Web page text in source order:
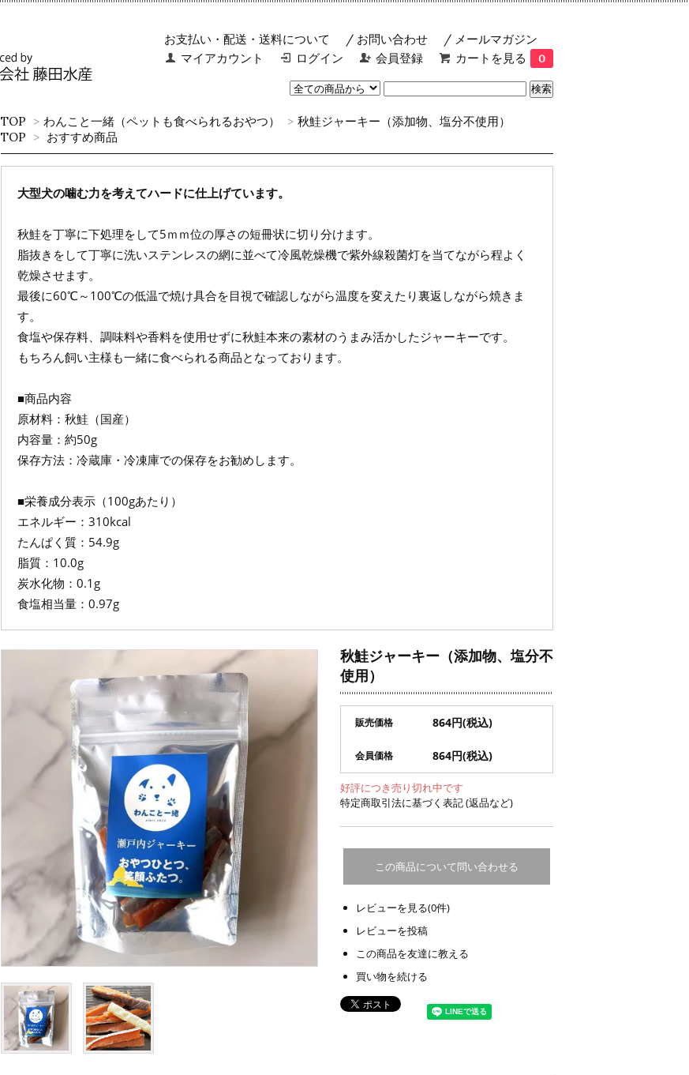
お支払い・配送・送料について お問い合わせ
メールマガジン
マイアカウント
ログイン 会員登録 カートを見る 0
TOP > わんこと一緒（ペットも食べられるおやつ） > 秋鮭ジャーキー（添加物、塩分不使用）
TOP > おすすめ商品
大型犬の噛む力を考えてハードに仕上げています。
秋鮭を丁寧に下処理をして5ｍｍ位の厚さの短冊状に切り分けます。
脂抜きをして丁寧に洗いステンレスの網に並べて冷風乾燥機で紫外線殺菌灯を当てながら程よく
乾燥させます。
最後に60℃～100℃の低温で焼け具合を目視で確認しながら温度を変えたり裏返しながら焼きま
す。
食塩や保存料、調味料や香料を使用せずに秋鮭本来の素材のうまみ活かしたジャーキーです。
もちろん飼い主様も一緒に食べられる商品となっております。
■商品内容
原材料：秋鮭（国産）
内容量：約50g
保存方法：冷蔵庫・冷凍庫での保存をお勧めします。
■栄養成分表示（100gあたり）
エネルギー：310kcal
たんぱく質：54.9g
脂質：10.0g
炭水化物：0.1g
食塩相当量：0.97g
秋鮭ジャーキー（添加物、塩分不
使用）
販売価格 864円(税込)
会員価格 864円(税込)
好評につき売り切れ中です
特定商取引法に基づく表記 (返品など)
この商品について問い合わせる
レビューを見る(0件)
レビューを投稿
この商品を友達に教える
買い物を続ける